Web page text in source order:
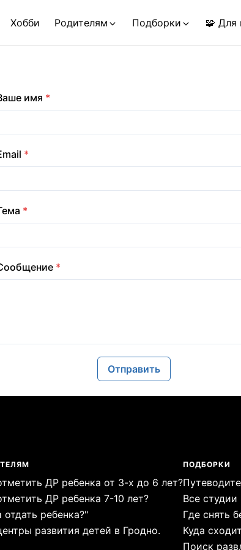
Хобби Родителям Подборки 🧩 Для
имя *
*
*
*
Отправить
ДР ребенка от 3-х до 6 лет?
ДР ребенка 7-10 лет?
отдать ребенка?"
развития детей в Гродно.
ПОДБОРКИ
Все
Где снять
Куда
Поиск